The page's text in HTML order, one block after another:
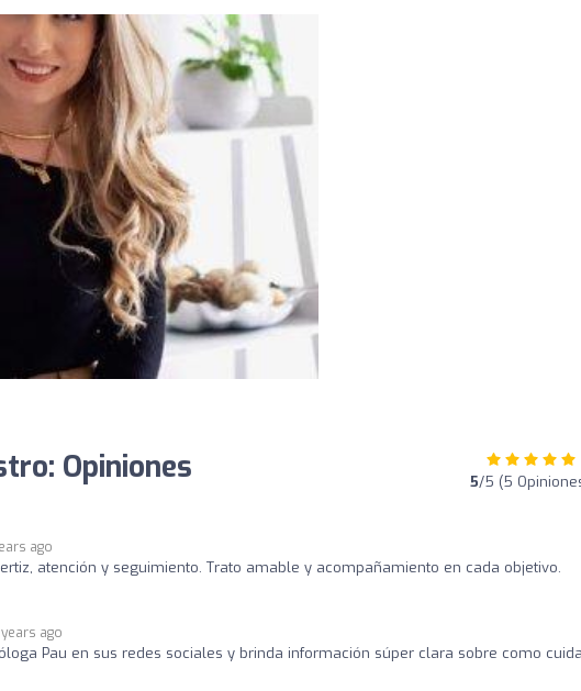
Opiniones 5/5 (5
ago
atención y seguimiento. Trato amable y acompañamiento en cada objetivo.
ago
Pau en sus redes sociales y brinda información súper clara sobre como